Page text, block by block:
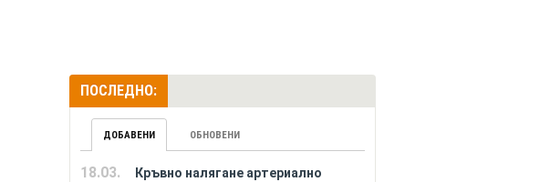
ПОСЛЕДНО:
ДОБАВЕНИ ОБНОВЕНИ
18.03.
Кръвно налягане артериално